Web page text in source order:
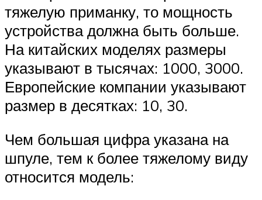
тяжелую приманку, то мощность
устройства должна быть больше.
На китайских моделях размеры
указывают в тысячах: 1000, 3000.
Европейские компании указывают
размер в десятках: 10, 30.
Чем большая цифра указана на
шпуле, тем к более тяжелому виду
относится модель: